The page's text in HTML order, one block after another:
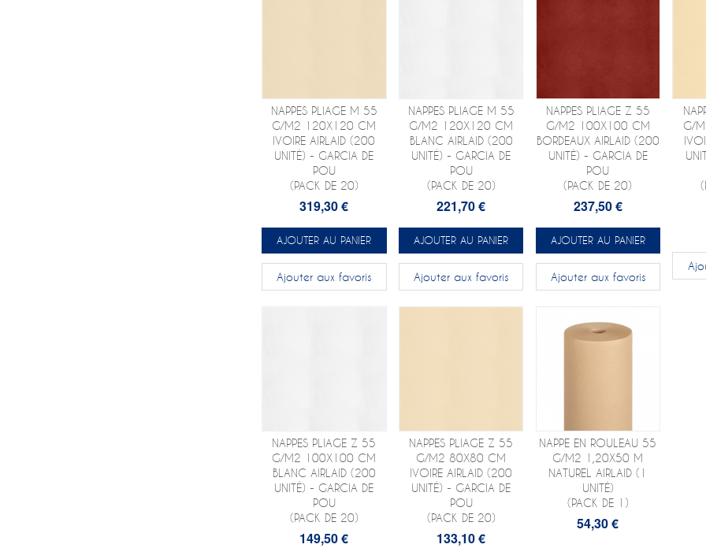
NAPPES PLIAGE M 55
G/M2 120X120 CM
IVOIRE AIRLAID (200
UNITÉ) - GARCIA DE
POU
(PACK DE 20)
319,30 €
AJOUTER AU PANIER
Ajouter aux favoris
NAPPES PLIAGE M 55
G/M2 120X120 CM
BLANC AIRLAID (200
UNITÉ) - GARCIA DE
POU
(PACK DE 20)
221,70 €
AJOUTER AU PANIER
Ajouter aux favoris
NAPPES PLIAGE Z 55
G/M2 100X100 CM
BORDEAUX AIRLAID (200
UNITÉ) - GARCIA DE
POU
(PACK DE 20)
237,50 €
AJOUTER AU PANIER
Ajouter aux favoris
G/
NAPPES PLIAGE Z 55
G/M2 100X100 CM
BLANC AIRLAID (200
UNITÉ) - GARCIA DE
POU
(PACK DE 20)
149,50 €
NAPPES PLIAGE Z 55
G/M2 80X80 CM
IVOIRE AIRLAID (200
UNITÉ) - GARCIA DE
POU
(PACK DE 20)
133,10 €
NAPPE EN ROULEAU 55
G/M2 1,20X50 M
NATUREL AIRLAID (1
UNITÉ)
(PACK DE 1)
54,30 €